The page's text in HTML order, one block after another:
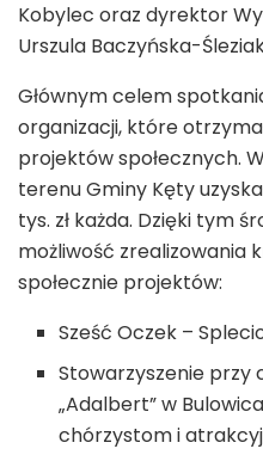
Kobylec oraz dyrektor
Urszula Baczyńska-
Głównym celem
organizacji, które
projektów społecznych.
terenu Gminy Kęty
tys. zł każda. Dzięki tym
możliwość zrealizowania
społecznie projektów:
Sześć Oczek –
Stowarzyszenie
„Adalbert” w
chórzystom i